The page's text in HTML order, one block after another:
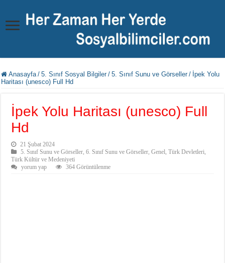
Anasayfa / 5. Sınıf Sosyal Bilgiler / 5. Sınıf Sunu ve Görseller / İpek Yolu
Haritası (unesco) Full Hd
İpek Yolu Haritası (unesco) Full
Hd
21 Şubat 2024
5. Sınıf Sunu ve Görseller ,6. Sınıf Sunu ve Görseller ,Genel ,Türk Devletleri
Türk Kültür ve Medeniyeti
yorum yap
364 Görüntülenme